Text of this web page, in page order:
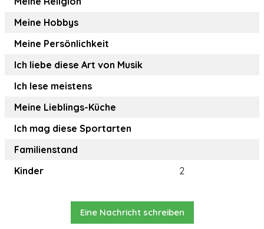
Meine Hobbys
Meine Persönlichkeit
Ich liebe diese Art von Musik
Ich lese meistens
Meine Lieblings-Küche
Ich mag diese Sportarten
Familienstand
Kinder
2
Eine Nachricht schreiben